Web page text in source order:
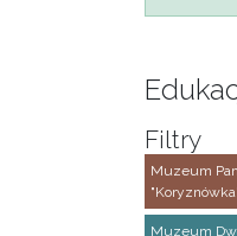
Filtry
Muzeum
Muzeum